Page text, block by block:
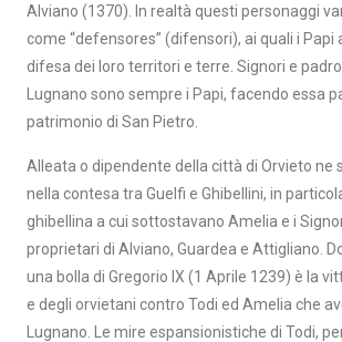
Alviano (1370). In realtà questi personaggi
come “defensores” (difensori), ai quali i Papi
difesa dei loro territori e terre. Signori e
Lugnano sono sempre i Papi, facendo essa
patrimonio di San Pietro.
Alleata o dipendente della città di Orvieto ne
nella contesa tra Guelfi e Ghibellini, in
ghibellina a cui sottostavano Amelia e i
proprietari di Alviano, Guardea e Attigliano.
una bolla di Gregorio IX (1 Aprile 1239) è la
e degli orvietani contro Todi ed Amelia che
Lugnano. Le mire espansionistiche di Todi,